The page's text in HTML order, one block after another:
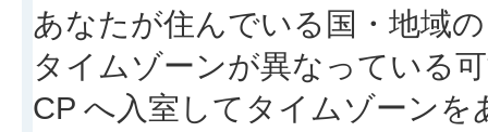
あなたが住んでいる国・地域
タイムゾーンが異なっている
CP へ入室してタイムゾーン